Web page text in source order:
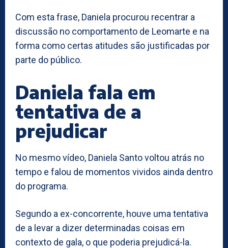
Com esta frase, Daniela procurou recentrar a
discussão no comportamento de Leomarte e na
forma como certas atitudes são justificadas por
parte do público.
Daniela fala em
tentativa de a
prejudicar
No mesmo vídeo, Daniela Santo voltou atrás no
tempo e falou de momentos vividos ainda dentro
do programa.
Segundo a ex-concorrente, houve uma tentativa
de a levar a dizer determinadas coisas em
contexto de gala, o que poderia prejudicá-la.